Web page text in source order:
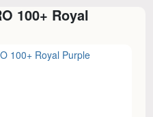
100+ Royal